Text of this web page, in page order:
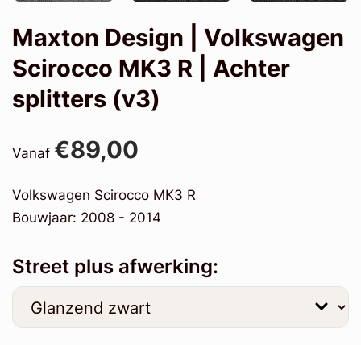
Maxton Design | Volkswagen
Scirocco MK3 R | Achter
splitters (v3)
Vanaf €89,00
Volkswagen Scirocco MK3 R
Bouwjaar: 2008 - 2014
Street plus afwerking: